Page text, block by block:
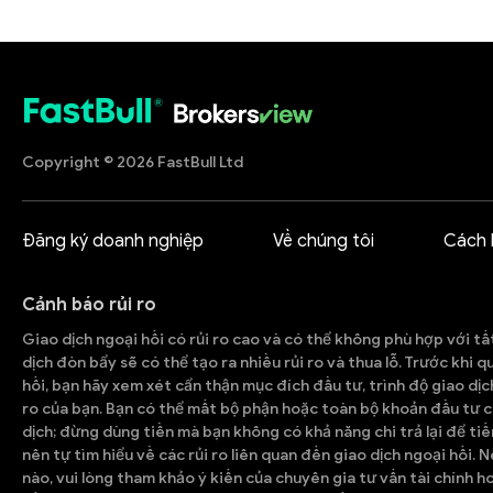
Copyright © 2026 FastBull Ltd
Đăng ký doanh nghiệp Về chúng tôi Cách
Cảnh báo rủi ro
Giao dịch ngoại hối có rủi ro cao và có thể không phù hợp với
dịch đòn bẩy sẽ có thể tạo ra nhiều rủi ro và thua lỗ. Trước khi
hối, bạn hãy xem xét cẩn thận mục đích đầu tư, trình độ giao
ro của bạn. Bạn có thể mất bộ phận hoặc toàn bộ khoản đầu tư
dịch; đừng dùng tiền mà bạn không có khả năng chi trả lại để
nên tự tìm hiểu về các rủi ro liên quan đến giao dịch ngoại hối.
nào, vui lòng tham khảo ý kiến của chuyên gia tư vấn tài chính